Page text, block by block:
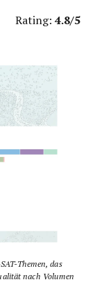
Rating: 4.8/5
Themen, das
nach Volumen